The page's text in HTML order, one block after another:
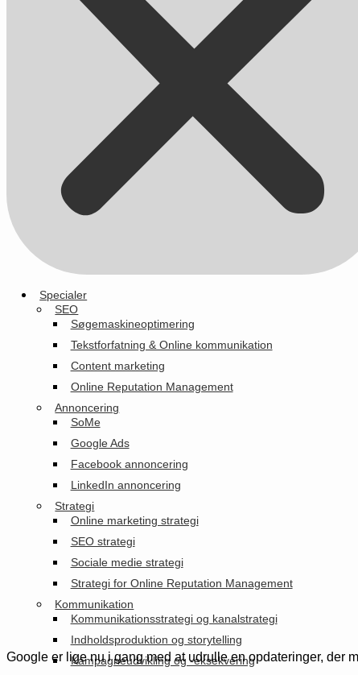
Specialer
SEO
Søgemaskineoptimering
Tekstforfatning & Online kommunikation
Content marketing
Online Reputation Management
Annoncering
SoMe
Google Ads
Facebook annoncering
LinkedIn annoncering
Strategi
Online marketing strategi
SEO strategi
Sociale medie strategi
Strategi for Online Reputation Management
Kommunikation
Kommunikationsstrategi og kanalstrategi
Indholdsproduktion og storytelling
Kampagneudvikling og -eksekvering
Google er lige nu i gang med at udrulle en opdateringer, der